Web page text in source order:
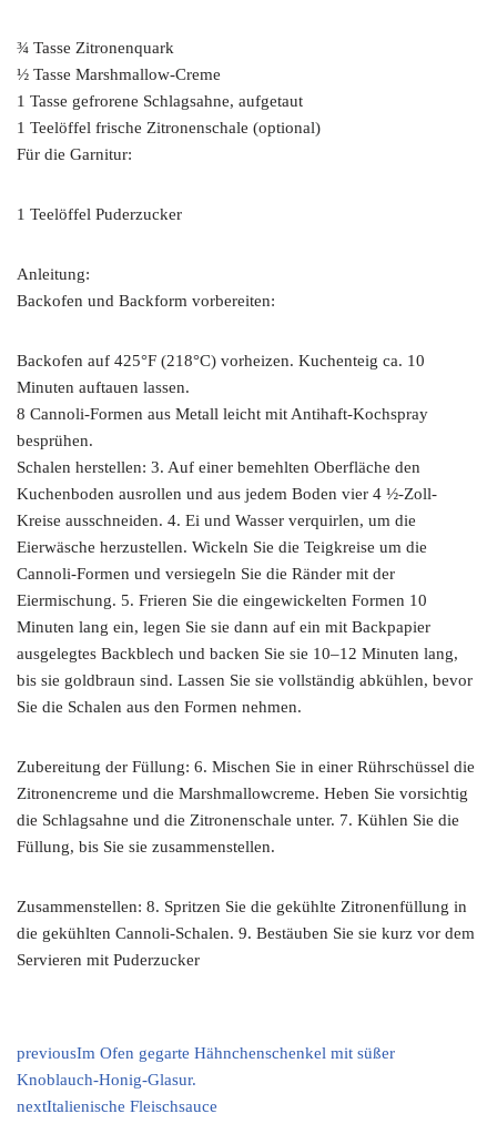
¾ Tasse Zitronenquark
½ Tasse Marshmallow-Creme
1 Tasse gefrorene Schlagsahne, aufgetaut
1 Teelöffel frische Zitronenschale (optional)
Für die Garnitur:
1 Teelöffel Puderzucker
Anleitung:
Backofen und Backform vorbereiten:
Backofen auf 425°F (218°C) vorheizen. Kuchenteig ca. 10
Minuten auftauen lassen.
8 Cannoli-Formen aus Metall leicht mit Antihaft-Kochspray
besprühen.
Schalen herstellen: 3. Auf einer bemehlten Oberfläche den
Kuchenboden ausrollen und aus jedem Boden vier 4 ½-Zoll-
Kreise ausschneiden. 4. Ei und Wasser verquirlen, um die
Eierwäsche herzustellen. Wickeln Sie die Teigkreise um die
Cannoli-Formen und versiegeln Sie die Ränder mit der
Eiermischung. 5. Frieren Sie die eingewickelten Formen 10
Minuten lang ein, legen Sie sie dann auf ein mit Backpapier
ausgelegtes Backblech und backen Sie sie 10–12 Minuten lang,
bis sie goldbraun sind. Lassen Sie sie vollständig abkühlen, bevor
Sie die Schalen aus den Formen nehmen.
Zubereitung der Füllung: 6. Mischen Sie in einer Rührschüssel die
Zitronencreme und die Marshmallowcreme. Heben Sie vorsichtig
die Schlagsahne und die Zitronenschale unter. 7. Kühlen Sie die
Füllung, bis Sie sie zusammenstellen.
Zusammenstellen: 8. Spritzen Sie die gekühlte Zitronenfüllung in
die gekühlten Cannoli-Schalen. 9. Bestäuben Sie sie kurz vor dem
Servieren mit Puderzucker
previousIm Ofen gegarte Hähnchenschenkel mit süßer
Knoblauch-Honig-Glasur.
nextItalienische Fleischsauce